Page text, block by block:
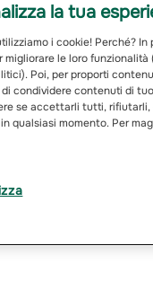
la tua
i cookie! Perché?
migliorare le loro
Poi, per proporti
condividere contenuti di
se accettarli tutti, rifiutarli,
qualsiasi momento. Per